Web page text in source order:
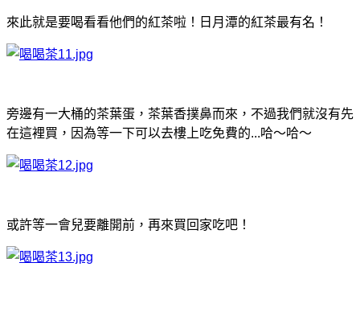
來此就是要喝看看他們的紅茶啦！日月潭的紅茶最有名！
旁邊有一大桶的茶葉蛋，茶葉香撲鼻而來，不過我們就沒有先
在這裡買，因為等一下可以去樓上吃免費的...哈～哈～
或許等一會兒要離開前，再來買回家吃吧！